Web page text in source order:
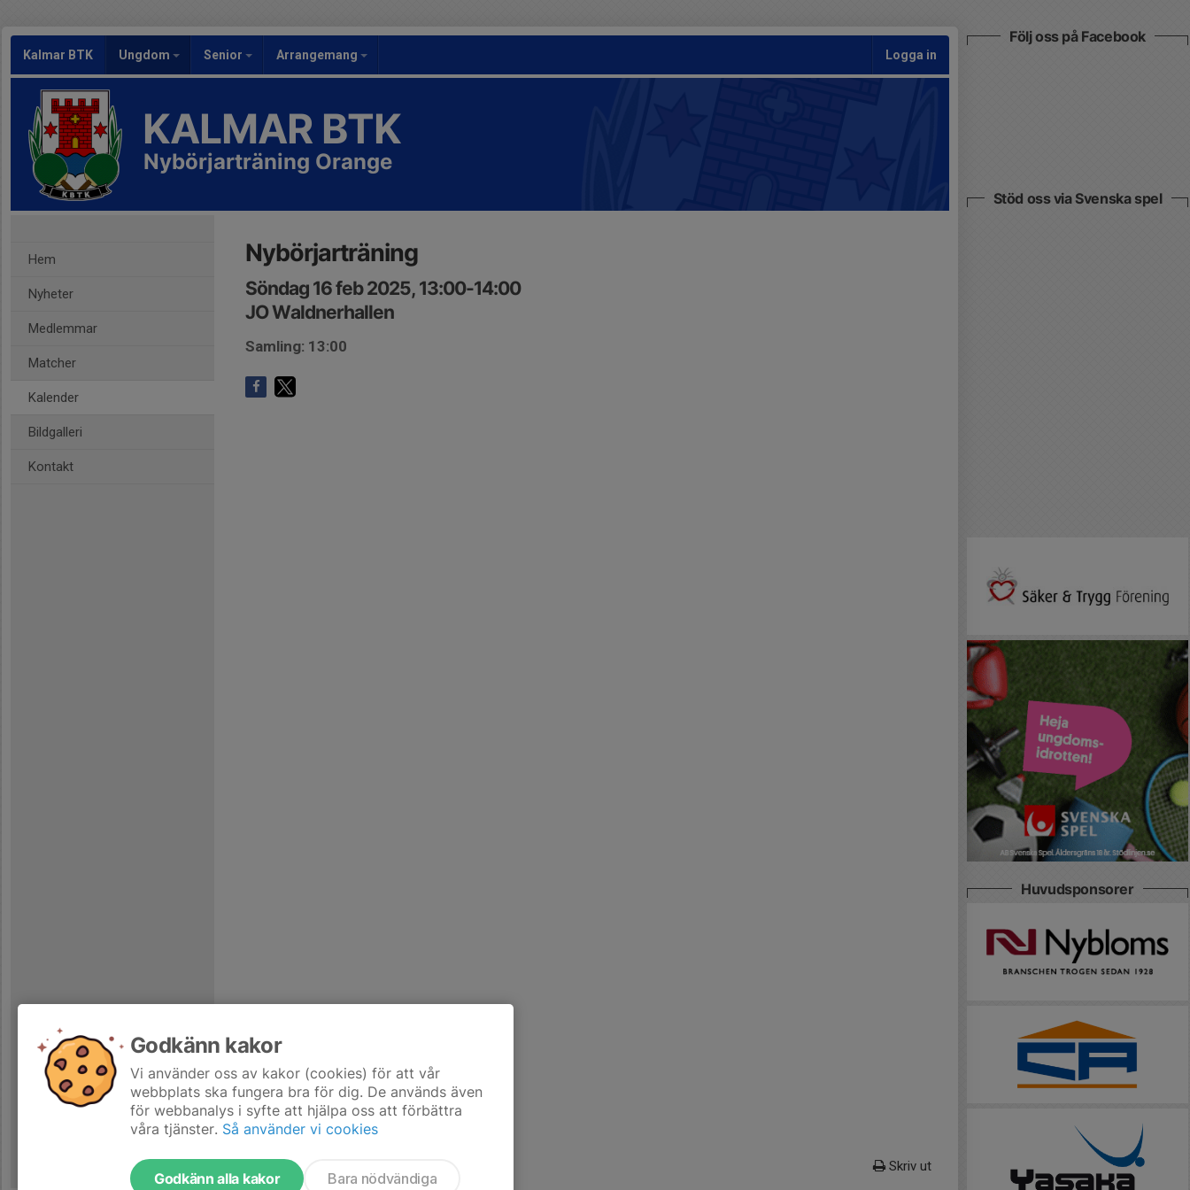
Kalmar BTK Ungdom Senior Arrangemang Logga in
KALMAR BTK
Nybörjarträning Orange
Hem
Nyheter
Medlemmar
Matcher
Kalender
Bildgalleri
Kontakt
Nybörjarträning
Söndag 16 feb 2025, 13:00-14:00
JO Waldnerhallen
Samling: 13:00
Skriv ut
Följ oss på Facebook
Stöd oss via Svenska spel
Huvudsponsorer
Godkänn kakor
Vi använder oss av kakor (cookies) för att vår
webbplats ska fungera bra för dig. De används även
för webbanalys i syfte att hjälpa oss att förbättra
våra tjänster. Så använder vi cookies
Godkänn alla kakor Bara nödvändiga